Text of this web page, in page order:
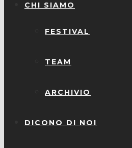
CHI SIAMO
FESTIVAL
TEAM
ARCHIVIO
DICONO DI NOI